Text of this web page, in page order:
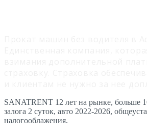
SANATRENT 12 лет на рынке, больше
залога 2 суток, авто 2022-2026,
налогооблажения.